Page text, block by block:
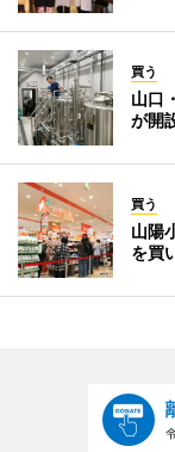
買う
山口
が開
買う
山陽
を買